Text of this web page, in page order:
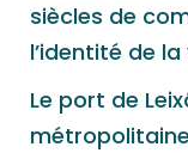
siècles de
l’identité de
Le port de